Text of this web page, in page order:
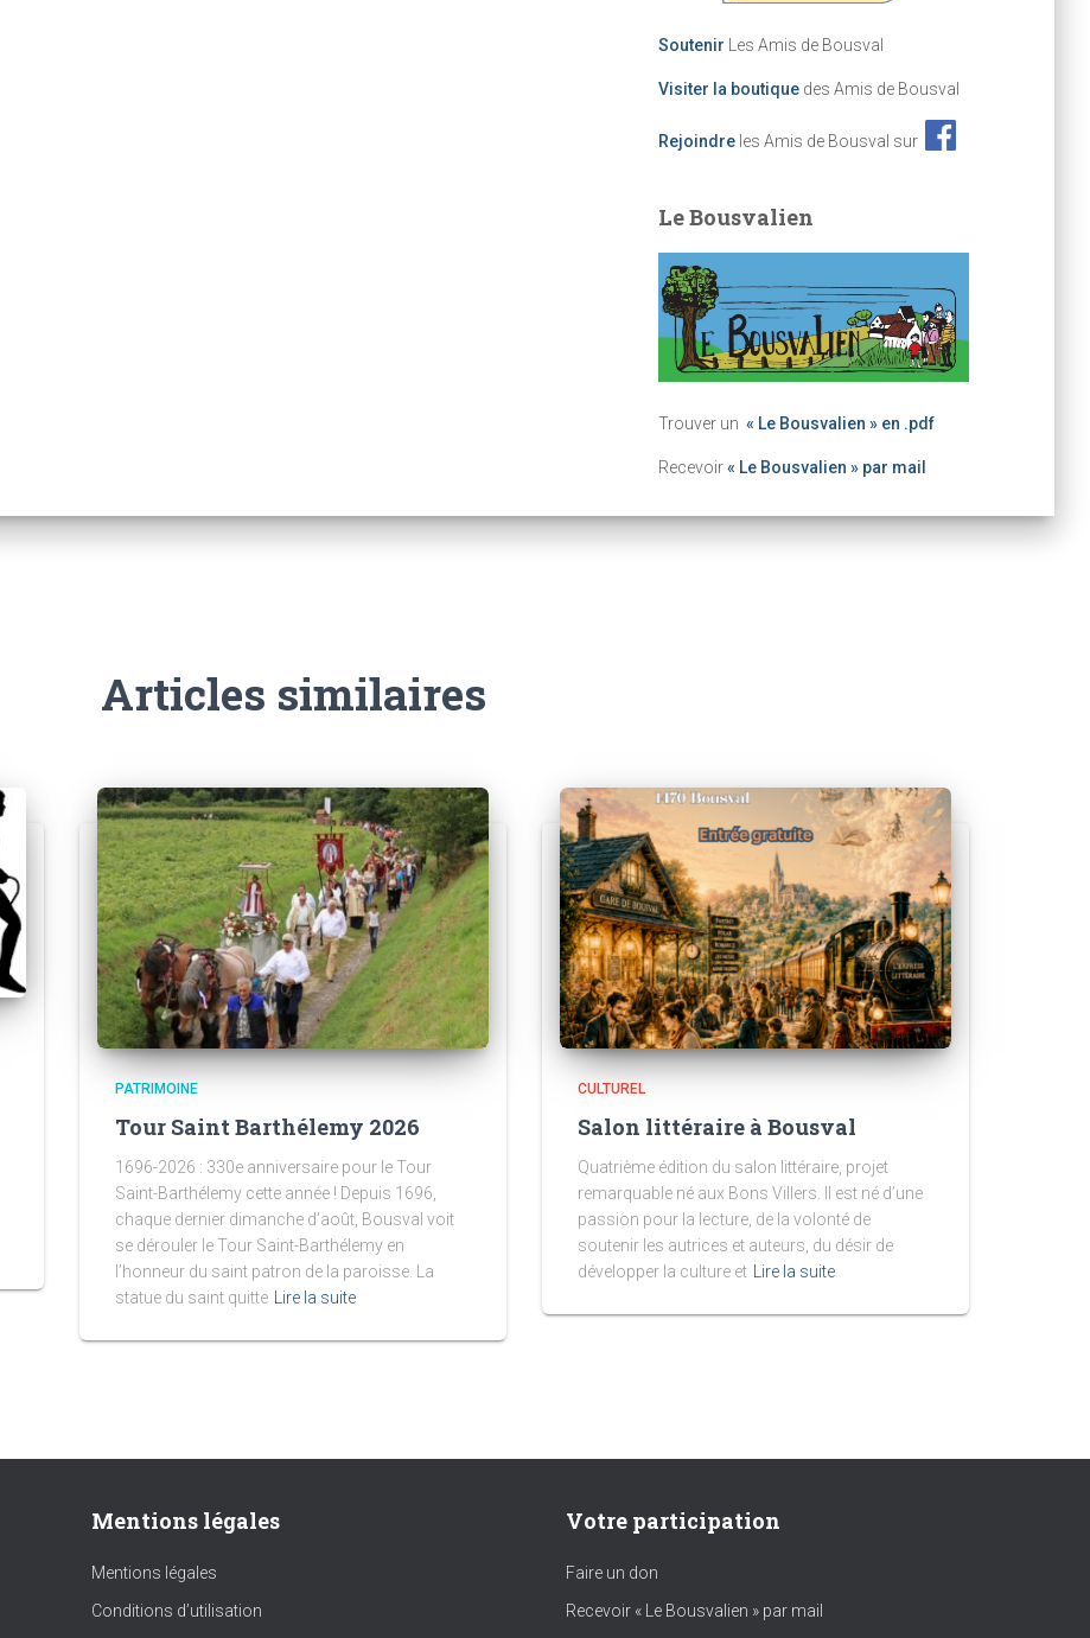
Soutenir Les Amis de Bousval
Visiter la boutiquedes Amis de Bousval
Rejoindreles Amis de Bousval sur
Le Bousvalien
Trouver un « Le Bousvalien » en .pdf
Recevoir« Le Bousvalien » par mail
Articles similaires
PATRIMOINE
Tour Saint Barthélemy 2026
1696-2026 : 330e anniversaire pour le Tour
Saint-Barthélemy cette année ! Depuis 1696,
chaque dernier dimanche d’août, Bousval voit
se dérouler le Tour Saint-Barthélemy en
l’honneur du saint patron de la paroisse. La
statue du saint quitte
Lire la suite
CULTUREL
Salon littéraire à Bousval
Quatrième édition du salon littéraire, projet
remarquable né aux Bons Villers. Il est né d’une
passion pour la lecture, de la volonté de
soutenir les autrices et auteurs, du désir de
développer la culture et
Lire la suite
Mentions légales
Mentions légales
Conditions d’utilisation
Votre participation
Faire un don
Recevoir « Le Bousvalien » par mail